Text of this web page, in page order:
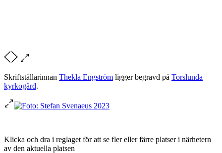
Skriftställarinnan Thekla Engström ligger begravd på Torslunda
kyrkogård.
Klicka och dra i reglaget för att se fler eller färre platser i närhetern
av den aktuella platsen